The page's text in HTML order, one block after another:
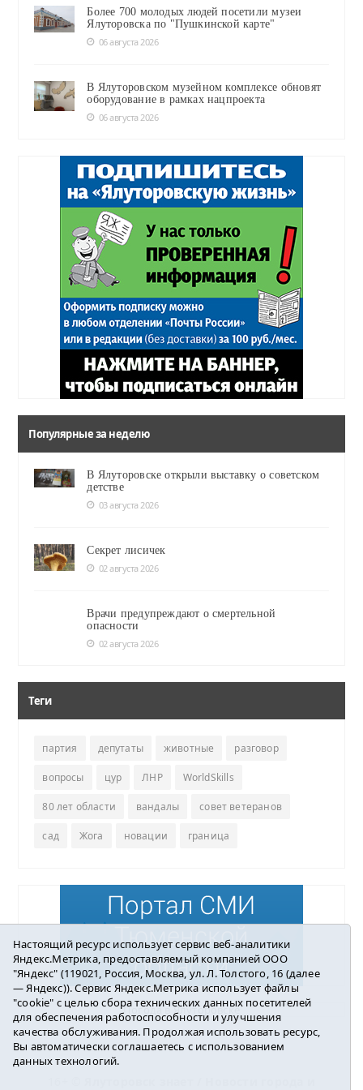
Более 700 молодых людей посетили музеи
Ялуторовска по "Пушкинской карте"
06 августа 2026
В Ялуторовском музейном комплексе обновят
оборудование в рамках нацпроекта
06 августа 2026
Популярные за неделю
В Ялуторовске открыли выставку о советском
детстве
03 августа 2026
Секрет лисичек
02 августа 2026
Врачи предупреждают о смертельной
опасности
02 августа 2026
Теги
партия депутаты животные разговор
вопросы цур ЛНР WorldSkills
80 лет области вандалы совет ветеранов
сад Жога новации граница
Погода в Ялуторовске
Настоящий ресурс использует сервис веб-аналитики
Яндекс.Метрика, предоставляемый компанией ООО
"Яндекс" (119021, Россия, Москва, ул. Л. Толстого, 16 (далее
— Яндекс)). Сервис Яндекс.Метрика использует файлы
"cookie" с целью сбора технических данных посетителей
для обеспечения работоспособности и улучшения
качества обслуживания. Продолжая использовать ресурс,
Вы автоматически соглашаетесь с использованием
данных технологий.